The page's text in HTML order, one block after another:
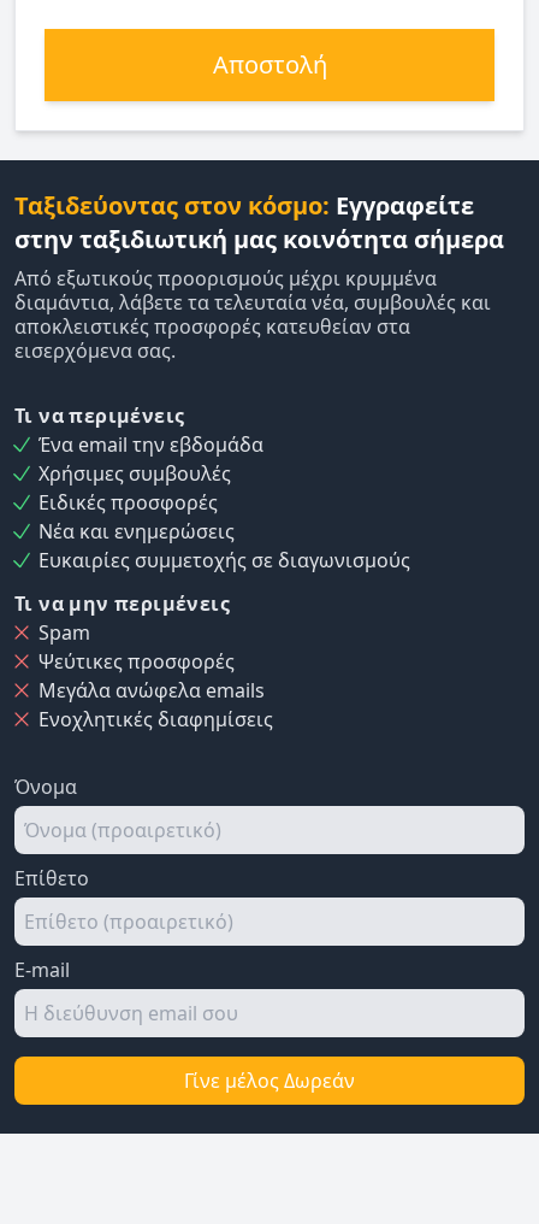
Αποστολή
Ταξιδεύοντας στον κόσμο: Εγγραφείτε
στην ταξιδιωτική μας κοινότητα σήμερα
Από εξωτικούς προορισμούς μέχρι κρυμμένα
διαμάντια, λάβετε τα τελευταία νέα, συμβουλές και
αποκλειστικές προσφορές κατευθείαν στα
εισερχόμενα σας.
Τι να περιμένεις
Ένα email την εβδομάδα
Χρήσιμες συμβουλές
Ειδικές προσφορές
Νέα και ενημερώσεις
Ευκαιρίες συμμετοχής σε διαγωνισμούς
Τι να μην περιμένεις
Spam
Ψεύτικες προσφορές
Μεγάλα ανώφελα emails
Ενοχλητικές διαφημίσεις
Όνομα
Επίθετο
E-mail
Γίνε μέλος Δωρεάν